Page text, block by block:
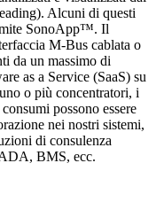
Alcuni di questi
SonoApp™. Il
M-Bus cablata o
da un massimo di
as a Service (SaaS) su
o più concentratori, i
possono essere
nei nostri sistemi,
di consulenza
BMS, ecc.